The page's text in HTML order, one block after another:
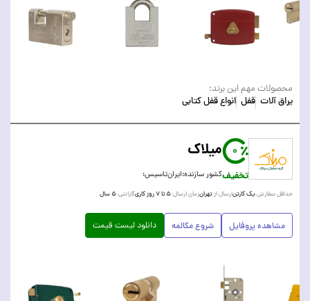
محصولات مهم این برند:
یراق آلات قفل انواع قفل کتابی
0
تخفیف
میلاک
کشور سازنده:ایرانتاسیس:
حداقل سفارش:یک کارتنارسال از:تهرانزمان ارسال:۵ تا ۷ روز کاری گارانتی:۵ سال
مشاهده پروفایل شروع مکالمه دانلود لیست قیمت